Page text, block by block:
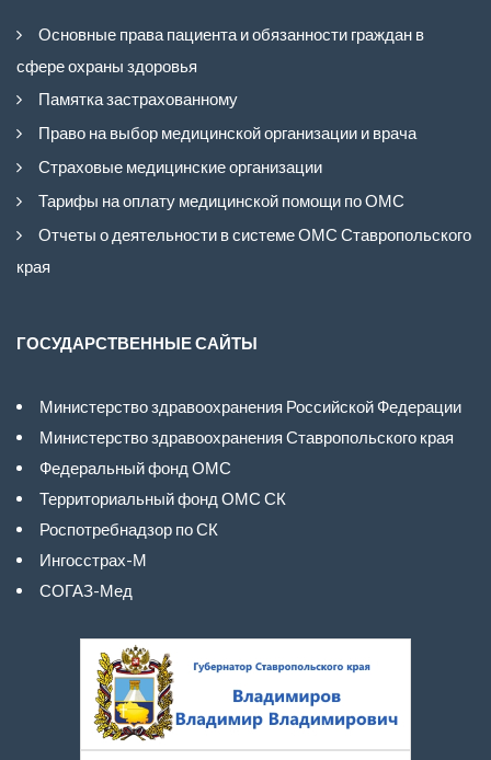
Основные права пациента и обязанности граждан в
сфере охраны здоровья
Памятка застрахованному
Право на выбор медицинской организации и врача
Страховые медицинские организации
Тарифы на оплату медицинской помощи по ОМС
Отчеты о деятельности в системе ОМС Ставропольского
края
ГОСУДАРСТВЕННЫЕ САЙТЫ
Министерство здравоохранения Российской Федерации
Министерство здравоохранения Ставропольского края
Федеральный фонд ОМС
Территориальный фонд ОМС СК
Роспотребнадзор по СК
Ингосстрах-М
СОГАЗ-Мед